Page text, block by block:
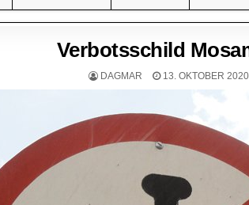
Verbotsschild
DAGMAR 13. OKTOBER 2020